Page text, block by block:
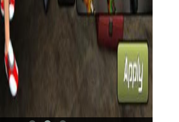
性能。
巧】
赛前，先熟悉赛道的布局和障碍物，有助
在比赛中，要根据实际情况合理使用道
势。